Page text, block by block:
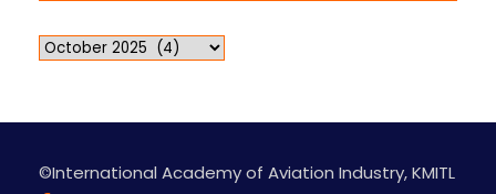
©International Academy of Aviation Industry, KMITL